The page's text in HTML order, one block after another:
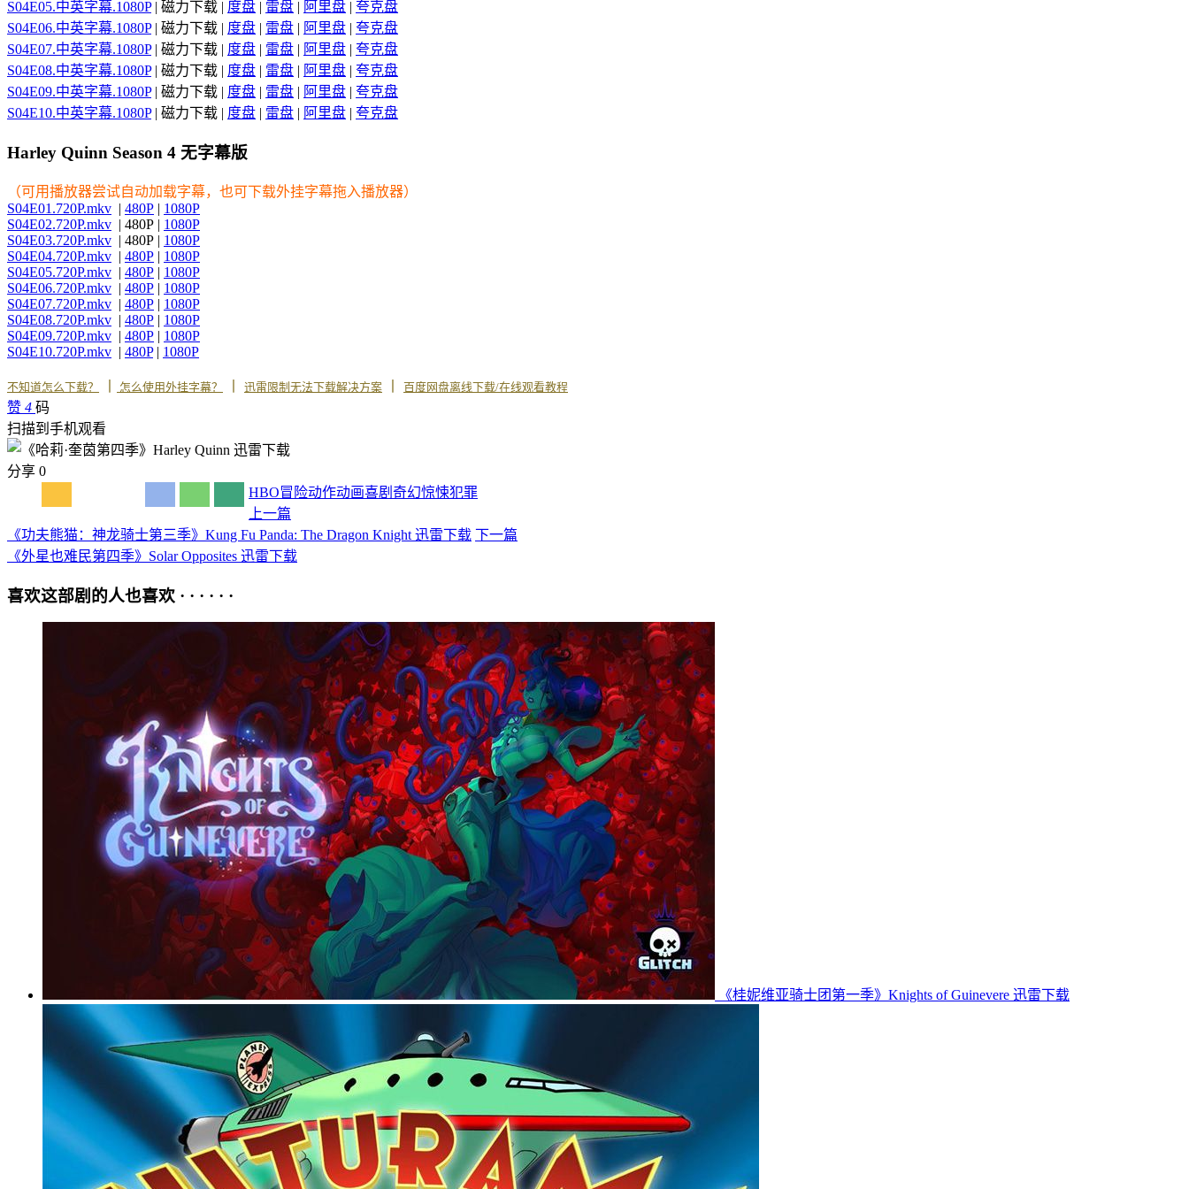
S04E05.中英字幕.1080P| 磁力下载 | 度盘 | 雷盘 | 阿里盘 | 夸克盘
S04E06.中英字幕.1080P| 磁力下载 | 度盘 | 雷盘 | 阿里盘 | 夸克盘
S04E07.中英字幕.1080P| 磁力下载 | 度盘 | 雷盘 | 阿里盘 | 夸克盘
S04E08.中英字幕.1080P| 磁力下载 | 度盘 | 雷盘 | 阿里盘 | 夸克盘
S04E09.中英字幕.1080P| 磁力下载 | 度盘 | 雷盘 | 阿里盘 | 夸克盘
S04E10.中英字幕.1080P| 磁力下载 | 度盘 | 雷盘 | 阿里盘 | 夸克盘
Harley Quinn Season 4 无字幕版
（可用播放器尝试自动加载字幕，也可下载外挂字幕拖入播放器）
S04E01.720P.mkv | 480P | 1080P
S04E02.720P.mkv | 480P | 1080P
S04E03.720P.mkv | 480P | 1080P
S04E04.720P.mkv | 480P | 1080P
S04E05.720P.mkv | 480P | 1080P
S04E06.720P.mkv | 480P | 1080P
S04E07.720P.mkv | 480P | 1080P
S04E08.720P.mkv | 480P | 1080P
S04E09.720P.mkv | 480P | 1080P
S04E10.720P.mkv | 480P| 1080P
不知道怎么下载？ 怎么使用外挂字幕？ 迅雷限制无法下载解决方案 百度网盘离线下载/在线观看教程
赞 4 码
扫描到手机观看
分享 0
HBO冒险动作动画喜剧 奇幻惊悚犯罪
上一篇
《功夫熊猫：神龙骑士第三季》Kung Fu Panda: The Dragon Knight 迅雷下载 下一篇
《外星也难民第四季》Solar Opposites 迅雷下载
喜欢这部剧的人也喜欢 · · · · · ·
《桂妮维亚骑士团第一季》Knights of Guinevere 迅雷下载